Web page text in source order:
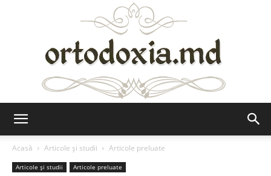
Acasă
Articole şi studii Articole preluate
Articole şi studii Articole preluate